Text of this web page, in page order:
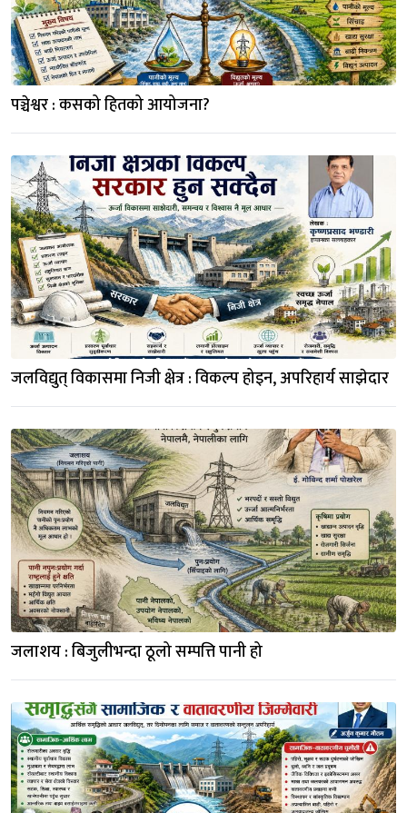
पञ्चेश्वर : कसको हितको आयोजना?
जलविद्युत् विकासमा निजी क्षेत्र : विकल्प होइन, अपरिहार्य साझेदार
जलाशय : बिजुलीभन्दा ठूलो सम्पत्ति पानी हो